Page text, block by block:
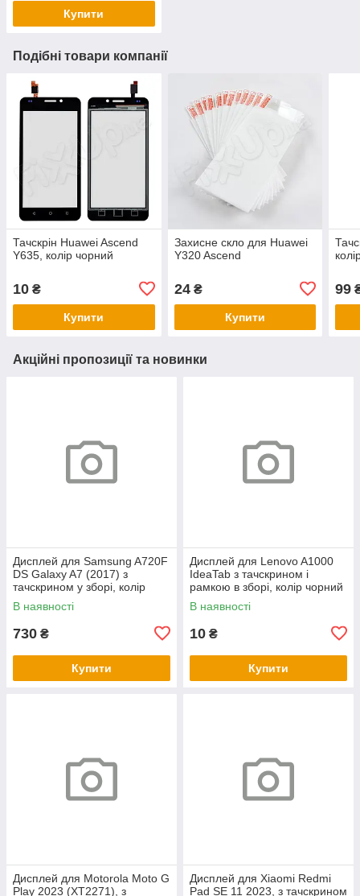
Купити
Подібні товари компанії
Тачскрін Huawei Ascend
Y635, колір чорний
10 ₴
Купити
Захисне скло для Huawei
Y320 Ascend
24₴
Купити
99
Акційні пропозиції та новинки
Дисплей для Samsung A720F
DS Galaxy A7 (2017) з
тачскрином у зборі, колір
чорний, OLED
В наявності
730 ₴
Купити
Дисплей для Lenovo A1000
IdeaTab з тачскрином і
рамкою в зборі, колір чорний
В наявності
10 ₴
Купити
Дисплей для Motorola Moto G
Play 2023 (XT2271), з
Дисплей для Xiaomi Redmi
Pad SE 11 2023, з тачскрином